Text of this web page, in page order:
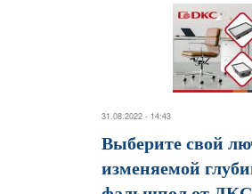
31.08.2022 - 14:43
Выберите свой
изменяемой